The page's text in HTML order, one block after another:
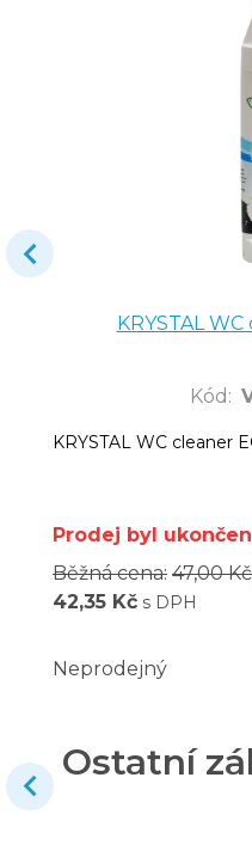
KRYSTAL
Kód :
KRYSTAL WC cleaner
Prodej byl ukončen
Běžná cena: 47,00 Kč
42,35 Kč s DPH
Neprodejný
Ostatní